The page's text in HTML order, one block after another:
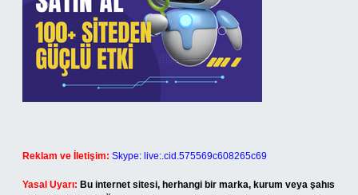
Reklam ve İletişim: Skype: live:.cid.575569c608265c69
Yasal Uyarı: Bu internet sitesi, herhangi bir marka, kurum veya şahıs